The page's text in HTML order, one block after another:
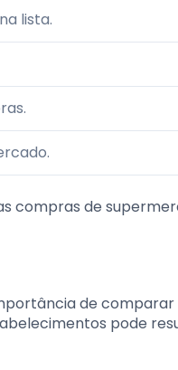
lista.
compras de
de comparar
pode